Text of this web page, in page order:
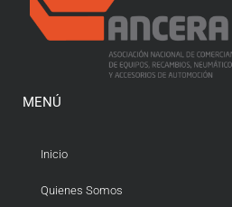
MENÚ
Inicio
Quienes Somos